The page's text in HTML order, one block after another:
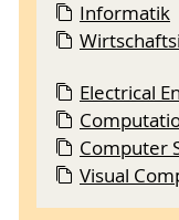
Informatik
Electrical
Computer
Visual